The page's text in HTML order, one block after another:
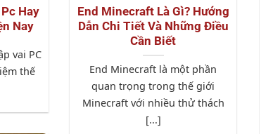
Hay
Nay
vai PC
thế
End Minecraft Là Gì? Hướng
Dẫn Chi Tiết Và Những Điều
Cần Biết
End Minecraft là một phần
quan trọng trong thế giới
Minecraft với nhiều thử thách
[...]